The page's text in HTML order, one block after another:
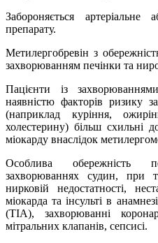
Забороняється артеріальне
препарату.
Метилергобревін з
захворюванням печінки та
Пацієнти із
наявністю факторів ризику
(наприклад куріння,
холестерину) більш схильні
міокарду внаслідок
Особлива обережність
захворюваннях судин, при
нирковій недостатності,
міокарда та інсульті в
(ТІА), захворюванні
мітральних клапанів, сепсисі.